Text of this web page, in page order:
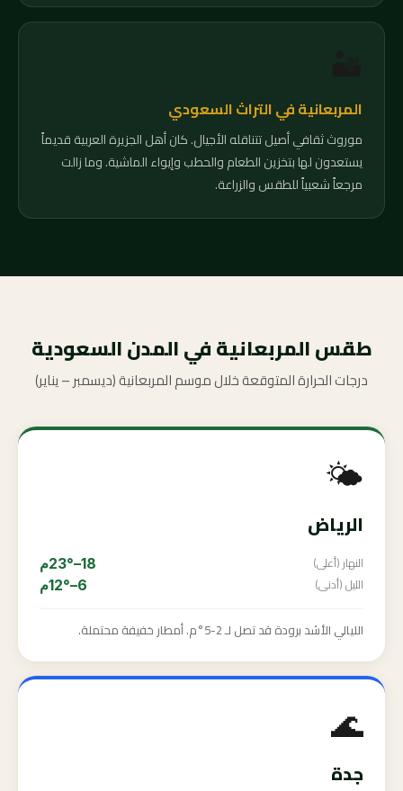
المربعانية في التراث السعودي
موروث ثقافي أصيل تتناقله الأجيال. كان أهل الجزيرة العربية قديماً
يستعدون لها بتخزين الطعام والحطب وإيواء الماشية. وما زالت
مرجعاً شعبياً للطقس والزراعة.
طقس المربعانية في المدن السعودية
درجات الحرارة المتوقعة خلال موسم المربعانية (ديسمبر – يناير)
🌤️
الرياض
النهار (أعلى) 18–23°م
الليل (أدنى) 6–12°م
الليالي الأشد برودة قد تصل لـ 2-5°م. أمطار خفيفة محتملة.
🌊
جدة